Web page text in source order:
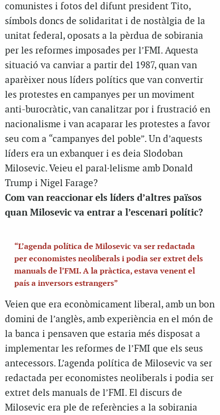
comunistes i fotos del difunt president Tito,
símbols doncs de solidaritat i de nostàlgia de la
unitat federal, oposats a la pèrdua de sobirania
per les reformes imposades per l’FMI. Aquesta
situació va canviar a partir del 1987, quan van
aparèixer nous líders polítics que van convertir
les protestes en campanyes per un moviment
anti-burocràtic, van canalitzar por i frustració en
nacionalisme i van acaparar les protestes a favor
seu com a “campanyes del poble”. Un d’aquests
líders era un exbanquer i es deia Slodoban
Milosevic. Veieu el paral·lelisme amb Donald
Trump i Nigel Farage?
Com van reaccionar els líders d’altres països
quan Milosevic va entrar a l’escenari polític?
“L’agenda política de Milosevic va ser redactada
per economistes neoliberals i podia ser extret dels
manuals de l’FMI. A la pràctica, estava venent el
país a inversors estrangers”
Veien que era econòmicament liberal, amb un bon
domini de l’anglès, amb experiència en el món de
la banca i pensaven que estaria més disposat a
implementar les reformes de l’FMI que els seus
antecessors. L’agenda política de Milosevic va ser
redactada per economistes neoliberals i podia ser
extret dels manuals de l’FMI. El discurs de
Milosevic era ple de referències a la sobirania